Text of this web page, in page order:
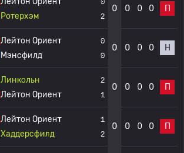
Ротерхэм
2
0 0 0 0 П
Лейтон Ориент
Мэнсфилд
0
0
0 0 0 0 Н
Линкольн
Лейтон Ориент
2
1
0 0 0 0 П
Лейтон Ориент
Хаддерсфилд
1
2
0 0 0 0 П